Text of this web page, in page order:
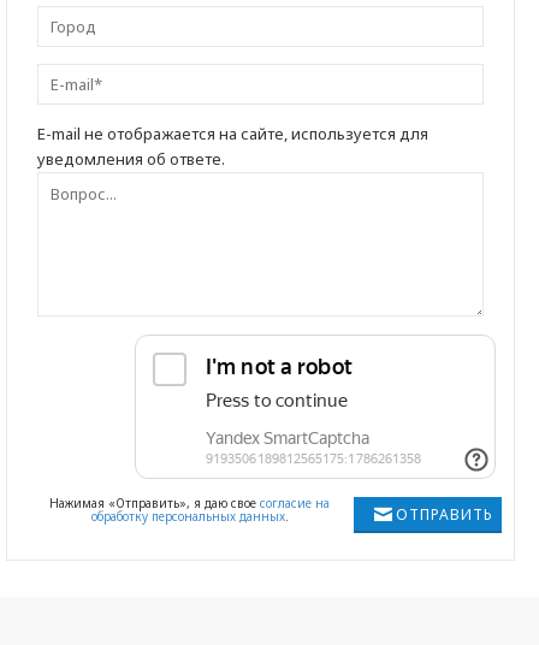
E-mail не отображается на сайте, используется для
уведомления об ответе.
ОТПРАВИТЬ
Нажимая «Отправить», я даю свое согласие на
обработку персональных данных.